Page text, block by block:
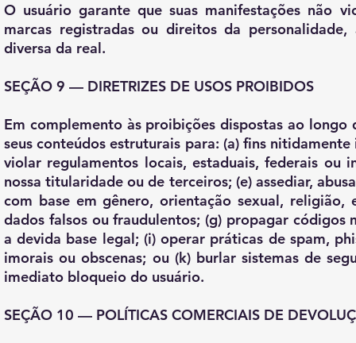
O usuário garante que suas manifestações não
marcas registradas ou direitos da
diversa da real.
SEÇÃO 9 — DIRETRIZES DE USOS PROIBIDOS
Em complemento às proibições dispostas ao
seus conteúdos estruturais para: (a) fins
violar regulamentos locais, estaduais, federais
nossa titularidade ou de terceiros; (e) assediar,
com base em gênero, orientação sexual, religião,
dados falsos ou fraudulentos; (g) propagar códigos
a devida base legal; (i) operar práticas de spam,
imorais ou obscenas; ou (k) burlar sistemas de
imediato bloqueio do usuário.
SEÇÃO 10 — POLÍTICAS COMERCIAIS DE